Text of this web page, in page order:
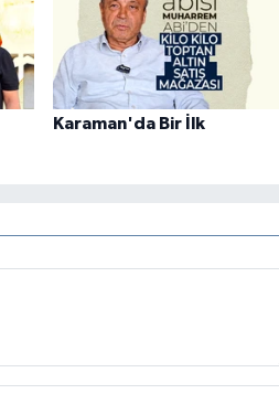
Karaman'da Bir İlk